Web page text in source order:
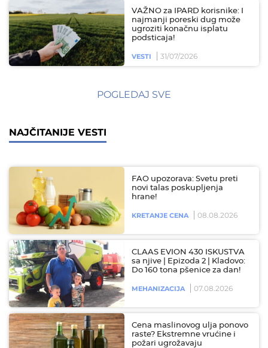
VAŽNO za IPARD korisnike: I
najmanji poreski dug može
ugroziti konačnu isplatu
podsticaja!
VESTI 31/07/2026
POGLEDAJ SVE
NAJČITANIJE VESTI
FAO upozorava: Svetu preti
novi talas poskupljenja
hrane!
KRETANJE CENA 08.08.2026
CLAAS EVION 430 ISKUSTVA
sa njive | Epizoda 2 | Kladovo:
Do 160 tona pšenice za dan!
MEHANIZACIJA 07.08.2026
Cena maslinovog ulja ponovo
raste? Ekstremne vrućine i
požari ugrožavaju